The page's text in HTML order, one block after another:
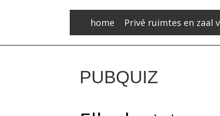
home Privé ruimtes en zaal
PUBQUIZ